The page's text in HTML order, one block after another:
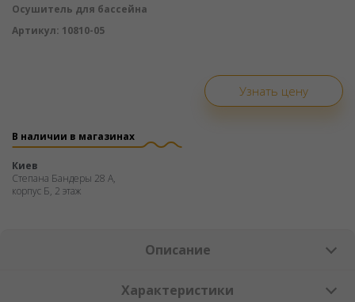
Осушитель для бассейна
Артикул: 10810-05
Узнать цену
В наличии в магазинах
Киев
Степана Бандеры 28 А,
корпус Б, 2 этаж
Описание
Характеристики